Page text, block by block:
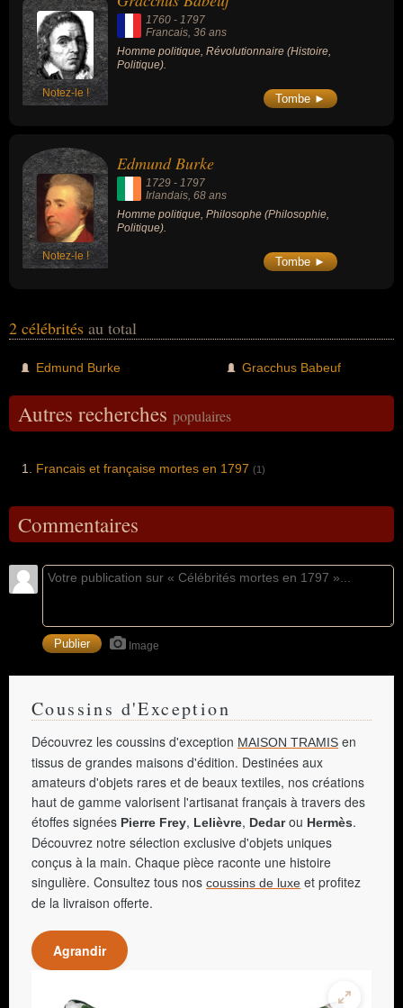
Notez-le !
1760 - 1797
Francais, 36 ans
Homme politique, Révolutionnaire (Histoire,
Politique).
Tombe ►
Notez-le !
Edmund Burke
1729 - 1797
Irlandais , 68 ans
Homme politique, Philosophe (Philosophie,
Politique).
Tombe ►
2 célébrités au total
Edmund Burke Gracchus Babeuf
Autres recherches populaires
Francais et française mortes en 1797 (1)
Commentaires
Image
Coussins d'Exception
Découvrez les coussins d'exception MAISON TRAMIS en
tissus de grandes maisons d'édition. Destinées aux
amateurs d'objets rares et de beaux textiles, nos créations
haut de gamme valorisent l'artisanat français à travers des
étoffes signées Pierre Frey, Lelièvre, Dedarou Hermès.
Découvrez notre sélection exclusive d'objets uniques
conçus à la main. Chaque pièce raconte une histoire
singulière. Consultez tous nos coussins de luxe et profitez
de la livraison offerte.
Agrandir